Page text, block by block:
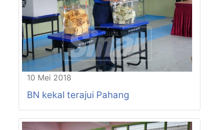
P84-N17
SUNGAI LEMBING
P84-N18
LEPAR
P84-N19
PANCHING
P85-N20
PULAU MANIS
P85-N21
PERAMU JAYA
P85-N22
BEBAR
P86-N24
LUIT
P86-N25
KUALA SENTUL
P86-N26
CHENOR
10 Mei 2018
BN kekal terajui Pahang